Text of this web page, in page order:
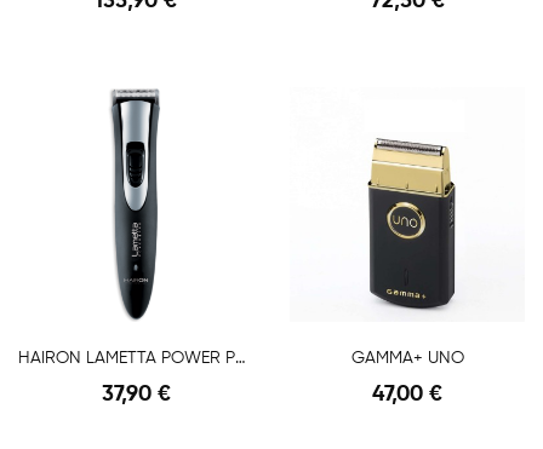
Anteprima
HAIRON LAMETTA POWER PRO
37,90 €
GAMMA+ UNO
47,00 €